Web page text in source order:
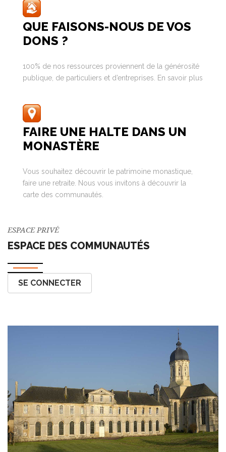
QUE FAISONS-NOUS DE VOS
DONS ?
100% de nos ressources proviennent de la générosité
publique, de particuliers et d’entreprises. En savoir plus
FAIRE UNE HALTE DANS UN
MONASTÈRE
Vous souhaitez découvrir le patrimoine monastique,
faire une retraite. Nous vous invitons à découvrir la
carte des communautés.
ESPACE PRIVÉ
ESPACE DES COMMUNAUTÉS
SE CONNECTER